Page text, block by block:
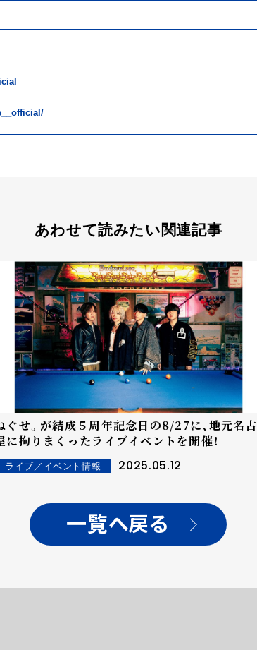
あわせて読みたい関連記事
ぐせ。が結成５周年記念日の8/27に、地元名古
に拘りまくったライブイベントを開催！
ライブ／イベント情報 2025.05.12
一覧へ戻る